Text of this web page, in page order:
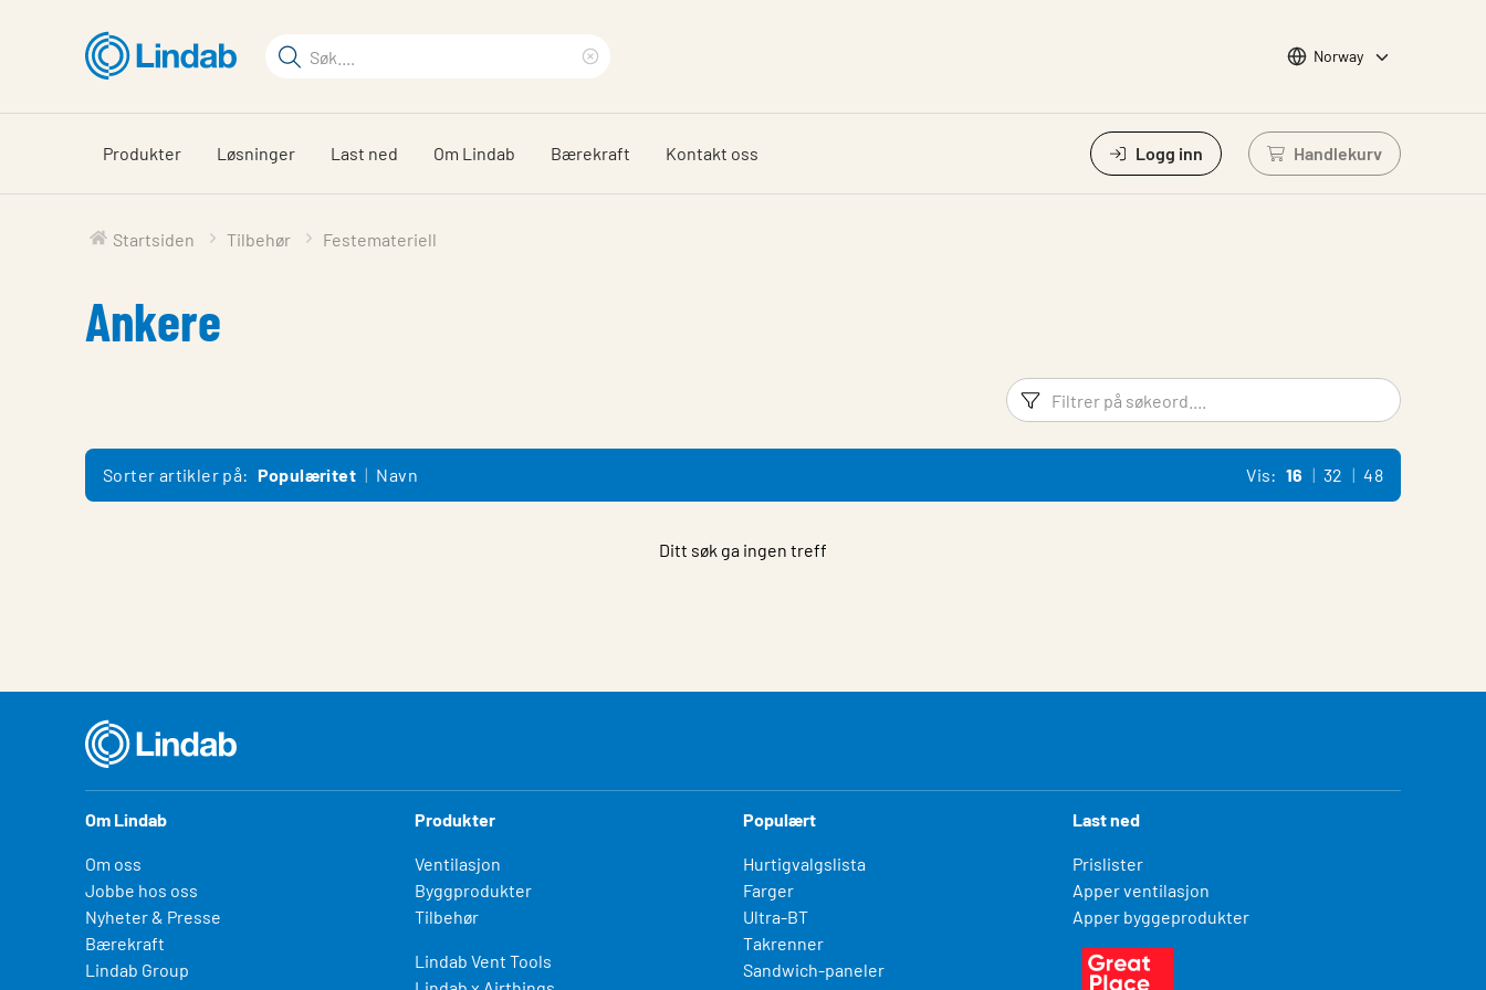
hovedinnhold
Søkeord
på
siden
search
phrase
Choose languge
Norway
Produkter Løsninger Last ned Om Lindab Bærekraft Kontakt oss Logg inn Handlekurv
Logg inn for å se
Startsiden Tilbehør Festemateriell
Ankere
Filtreringsord Filtrer
Sorter artikler på: Populæritet Navn Vis: 16 32 48
Ditt søk ga ingen treff
Om Lindab
Om oss
Jobbe hos oss
Nyheter & Presse
Bærekraft
Lindab Group
Produkter
Ventilasjon
Byggprodukter
Tilbehør
Lindab Vent Tools
Populært
Hurtigvalgslista
Farger
Ultra-BT
Takrenner
Sandwich-paneler
Last ned
Prislister
Apper ventilasjon
Apper byggeprodukter